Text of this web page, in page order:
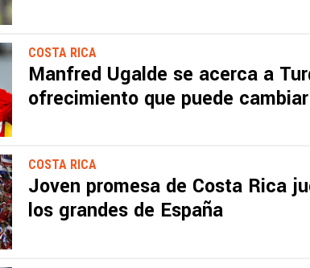
COSTA RICA
Manfred Ugalde se acerca a
ofrecimiento que puede
COSTA RICA
Joven promesa de Costa Rica
los grandes de España